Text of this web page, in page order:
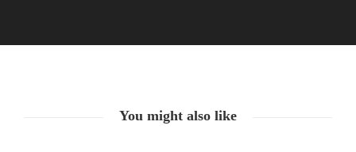
You might also like